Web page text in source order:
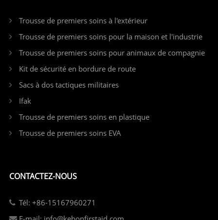
Trousse de premiers soins à l'extérieur
Trousse de premiers soins pour la maison et l'industrie
Trousse de premiers soins pour animaux de compagnie
Kit de sécurité en bordure de route
Sacs à dos tactiques militaires
Ifak
Trousse de premiers soins en plastique
Trousse de premiers soins EVA
CONTACTEZ-NOUS
Tél: +86-15167960271